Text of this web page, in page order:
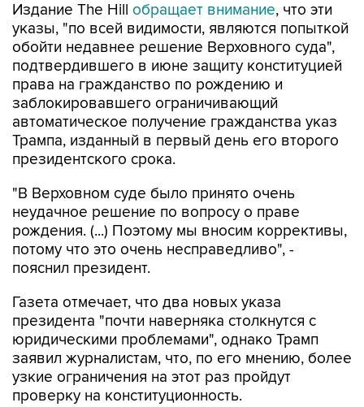
Издание The Hill обращает внимание, что эти
указы, "по всей видимости, являются попыткой
обойти недавнее решение Верховного суда",
подтвердившего в июне защиту конституцией
права на гражданство по рождению и
заблокировавшего ограничивающий
автоматическое получение гражданства указ
Трампа, изданный в первый день его второго
президентского срока.
"В Верховном суде было принято очень
неудачное решение по вопросу о праве
рождения. (...) Поэтому мы вносим коррективы,
потому что это очень несправедливо", -
пояснил президент.
Газета отмечает, что два новых указа
президента "почти наверняка столкнутся с
юридическими проблемами", однако Трамп
заявил журналистам, что, по его мнению, более
узкие ограничения на этот раз пройдут
проверку на конституционность.